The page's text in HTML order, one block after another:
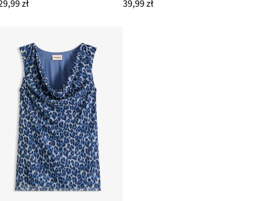
zł 39,99 zł